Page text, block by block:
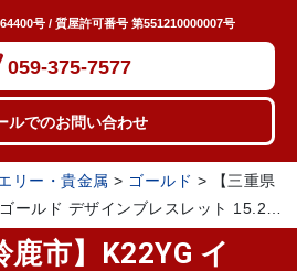
号 / 質屋許可番号 第551210000007号
059-375-7577
ルでのお問い合わせ
リー・貴金属 > ゴールド >
【三重県
ールド デザインブレスレット 15.2g
鹿市】K22YG イ